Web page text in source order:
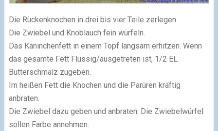
Die Rückenknochen in drei bis vier Teile zerlegen.
Die Zwiebel und Knoblauch fein würfeln.
Das Kaninchenfett in einem Topf langsam erhitzen. Wenn
das gesamte Fett Flüssig/ausgetreten ist, 1/2 EL
Butterschmalz zugeben.
Im heißen Fett die Knochen und die Parüren kräftig
anbraten.
Die Zwiebel dazu geben und anbraten. Die Zwiebelwürfel
sollen Farbe annehmen.